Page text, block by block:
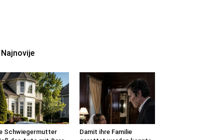
Najnovije
Schwiegermutter
Damit ihre Familie